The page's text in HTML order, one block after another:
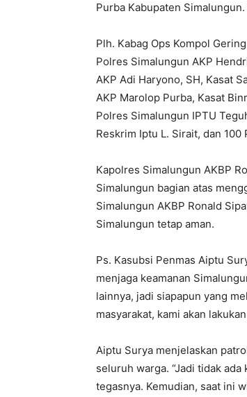
Purba Kabupaten
Plh. Kabag Ops Kompol
Polres Simalungun AKP
AKP Adi Haryono, SH, Kasat
AKP Marolop Purba, Kasat
Polres Simalungun IPTU
Reskrim Iptu L. Sirait, dan
Kapolres Simalungun AKBP
Simalungun bagian atas
Simalungun AKBP Ronald
Simalungun tetap aman.
Ps. Kasubsi Penmas Aiptu
menjaga keamanan
lainnya, jadi siapapun yang
masyarakat, kami akan
Aiptu Surya menjelaskan
seluruh warga. “Jadi tidak
tegasnya. Kemudian, saat ini